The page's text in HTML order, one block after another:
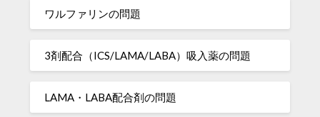
ワルファリンの問題
3剤配合（ICS/LAMA/LABA）吸入薬の問題
LAMA・LABA配合剤の問題